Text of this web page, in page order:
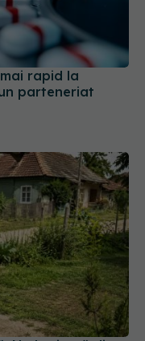
rapid la
parteneriat